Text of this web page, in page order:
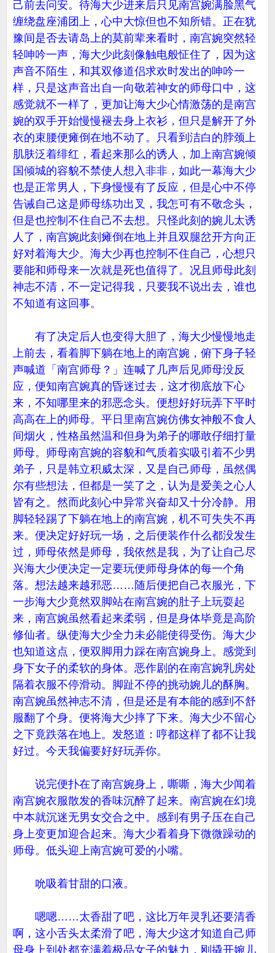
己前去问安。待海大少进来后只见南宫婉满脸黑气
缠绕盘座浦团上，心中大惊但也不知所错。正在犹
豫间是否去请岛上的莫前辈来看时，南宫婉突然轻
轻呻吟一声，海大少此刻像触电般怔住了，因为这
声音不陌生，和其双修道侣求欢时发出的呻吟一
样，只是这声音出自一向敬若神女的师母口中，这
感觉就不一样了，更加让海大少心情激荡的是南宫
婉的双手开始慢慢褪去身上衣衫，但只是解开了外
衣的束腰便瘫倒在地不动了。只看到洁白的脖颈上
肌肤泛着绯红，看起来那么的诱人，加上南宫婉倾
国倾城的容貌不禁使人想入非非，如此一幕海大少
也是正常男人，下身慢慢有了反应，但是心中不停
告诫自己这是师母练功出叉，我怎可有不敬念头，
但是也控制不住自己不去想。只怪此刻的婉儿太诱
人了，南宫婉此刻瘫倒在地上并且双腿岔开方向正
好对着海大少。海大少再也控制不住自己，心想只
要能和师母来一次就是死也值得了。况且师母此刻
神志不清，不一定记得我，只要我不说出去，谁也
不知道有这回事。
有了决定后人也变得大胆了，海大少慢慢地走
上前去，看着脚下躺在地上的南宫婉，俯下身子轻
声喊道「南宫师母？」连喊了几声后见师母没反
应，便知南宫婉真的昏迷过去，这才彻底放下心
来，不知哪里来的邪恶念头。便想好好玩弄下平时
高高在上的师母。平日里南宫婉仿佛女神般不食人
间烟火，性格虽然温和但身为弟子的哪敢仔细打量
师母。师母南宫婉的容貌和气质着实吸引着不少男
弟子，只是韩立积威太深，又是自己师母，虽然偶
尔有些想法，但都是一笑了之，认为是爱美之心人
皆有之。然而此刻心中异常兴奋却又十分冷静。用
脚轻轻踢了下躺在地上的南宫婉，机不可失失不再
来。便决定好好玩一场，之后便装作什么都没发生
过，师母依然是师母，我依然是我，为了让自己尽
兴海大少便决定一定要玩便师母身体的每一个角
落。想法越来越邪恶……随后便把自己衣服光，下
一步海大少竟然双脚站在南宫婉的肚子上玩耍起
来，南宫婉虽然看起来柔弱，但是身体毕竟是高阶
修仙者。纵使海大少全力未必能使得受伤。海大少
也知道这点，便双脚用力踩在南宫婉身上。感觉到
身下女子的柔软的身体。恶作剧的在南宫婉乳房处
隔着衣服不停滑动。脚趾不停的挑动婉儿的酥胸。
南宫婉虽然神志不清，但是还是有本能的感到不舒
服翻了个身。便将海大少摔了下来。海大少不留心
之下竟跌落在地上。发怒道：哼都这样了都不让我
好过。今天我偏要好好玩弄你。
说完便扑在了南宫婉身上，嘶嘶，海大少闻着
南宫婉衣服散发的香味沉醉了起来。南宫婉在幻境
中本就沉迷无男女交合之中。感到有男子压在自己
身上变更加迎合起来。海大少看着身下微微躁动的
师母。低头迎上南宫婉可爱的小嘴。
吮吸着甘甜的口液。
嗯嗯……太香甜了吧，这比万年灵乳还要清香
啊，这小舌头太柔滑了吧，海大少这才知道自己师
母身上到处都充满着极品女子的魅力，刚撬开婉儿